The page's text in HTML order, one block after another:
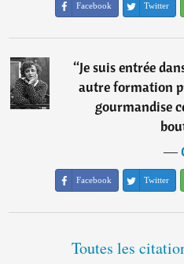
Facebook Twitter
“Je suis entrée
autre formation
gourmandise
―
Facebook Twitter
Toutes les